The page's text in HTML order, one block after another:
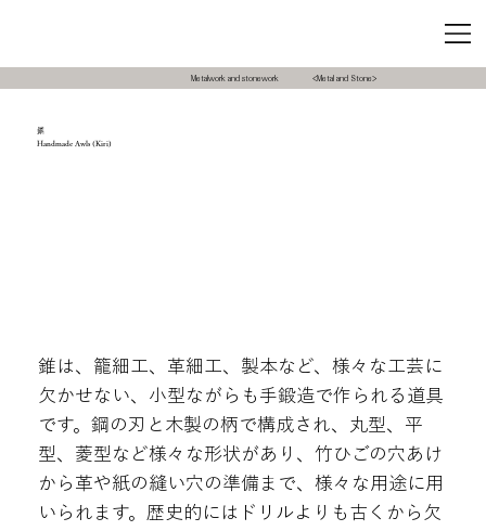
Metalwork and stonework <Metal and Stone>
錐
Handmade Awls (Kiri)
錐は、籠細工、革細工、製本など、様々な工芸に
欠かせない、小型ながらも手鍛造で作られる道具
です。鋼の刃と木製の柄で構成され、丸型、平
型、菱型など様々な形状があり、竹ひごの穴あけ
から革や紙の縫い穴の準備まで、様々な用途に用
いられます。歴史的にはドリルよりも古くから欠